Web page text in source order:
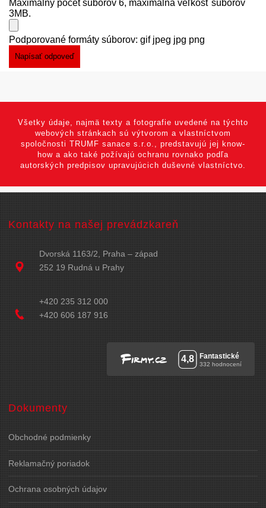
Maximálny počet súborov 6, maximálna veľkosť súborov
3MB.
Podporované formáty súborov: gif jpeg jpg png
Všetky údaje, najmä texty a fotografie uvedené na týchto
webových stránkach sú výtvorom a vlastníctvom
spoločnosti TRUMF sanace s.r.o., predstavujú jej know-
how a ako také požívajú ochranu rovnako podľa
autorských predpisov upravujúcich duševné vlastníctvo.
Kontakty na našej prevádzkareň
Dvorská 1163/2, Praha – západ
252 19 Rudná u Prahy
+420 235 312 000
+420 606 187 916
Dokumenty
Obchodné podmienky
Reklamačný poriadok
Ochrana osobných údajov